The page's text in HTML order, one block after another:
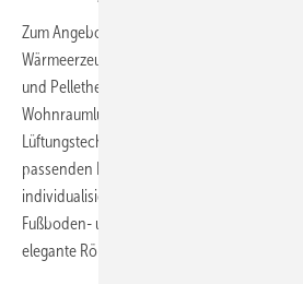
Zum Angebot an ökonomischen Lösungen
Wärmeerzeugung gehören marktübliche
und Pelletheizungen. Auch bei Themen wie
Wohnraumlüftung, Klimatisierungslösungen,
Lüftungstechnik zum Energiesparen stellt
passenden Produkte zur Verfügung. Nicht
individualisierte Systemlösungen zur
Fußboden- und Infrarotheizungen,
elegante Röhrenradiatoren.